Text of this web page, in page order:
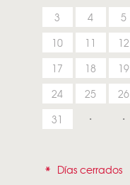
3 4 5
10 11 12
17 18 19
24 25 26
31
* Días cerrados